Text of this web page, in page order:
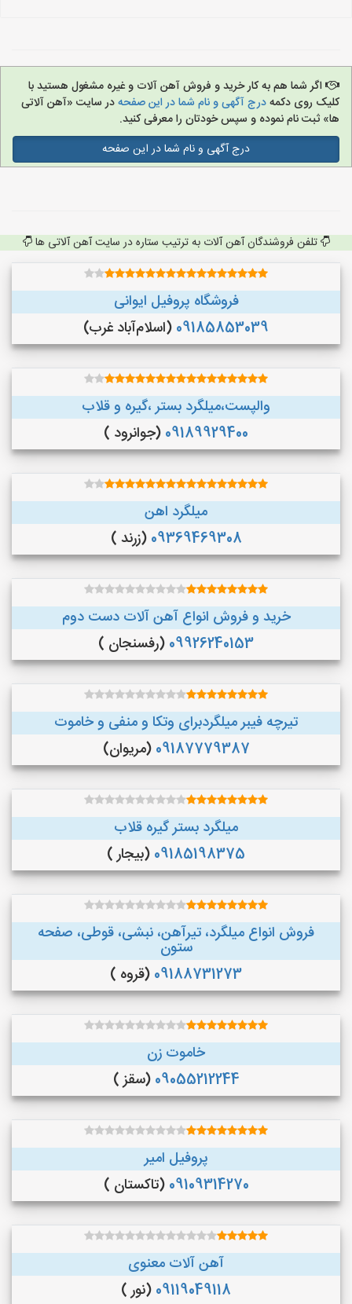
اگر شما هم به کار خرید و فروش آهن آلات و غیره مشغول هستید با
کلیک روی دکمهدرج آگهی و نام شما در این صفحهدر سایت «آهن آلاتی
ها» ثبت نام نموده و سپس خودتان را معرفی کنید.
درج آگهی و نام شما در این صفحه
تلفن فروشندگان آهن آلات به ترتیب ستاره در سایت آهن آلاتی ها
فروشگاه پروفیل ایوانی
09185853039 (اسلام‌آباد غرب)
والپست،میلگرد بستر ،گیره و قلاب
09189929400 (جوانرود )
میلگرد اهن
09369469308 (زرند )
خرید و فروش انواع آهن آلات دست دوم
09926240153 (رفسنجان )
تیرچه فیبر میلگردبرای وتکا و منفی و خاموت
09187779387 (مریوان)
میلگرد بستر گیره قلاب
09185198375 (بیجار )
فروش انواع میلگرد، تیرآهن، نبشی، قوطی، صفحه
ستون
09188731273 (قروه )
خاموت زن
09055212244 (سقز )
پروفیل امیر
09109314270 (تاکستان )
آهن آلات معنوی
09119049118 (نور )